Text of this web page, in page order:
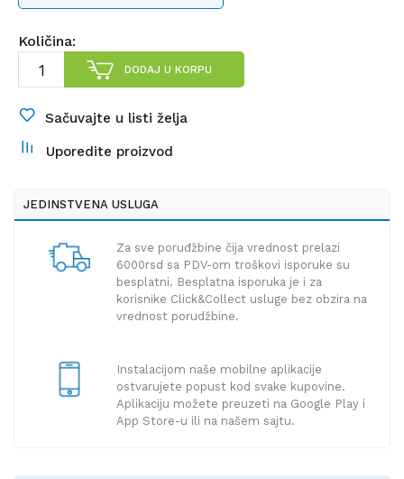
Količina:
DODAJ U KORPU
Sačuvajte u listi želja
Uporedite proizvod
JEDINSTVENA USLUGA
Za sve poruđžbine čija vrednost prelazi
6000rsd sa PDV-om troškovi isporuke su
besplatni. Besplatna isporuka je i za
korisnike Click&Collect usluge bez obzira na
vrednost porudžbine.
Instalacijom naše mobilne aplikacije
ostvarujete popust kod svake kupovine.
Aplikaciju možete preuzeti na Google Play i
App Store-u ili na našem sajtu.